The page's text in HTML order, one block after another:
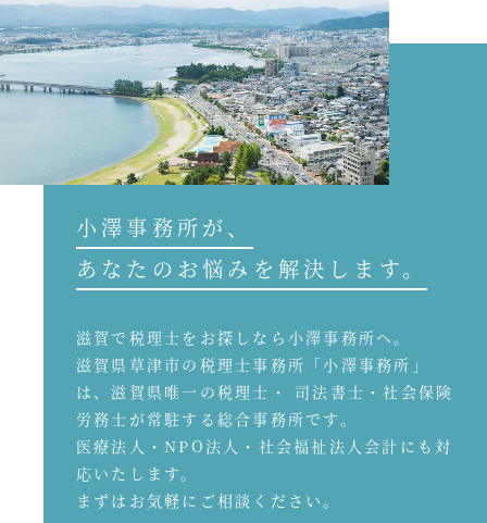
小澤事務所が、
あなたのお悩みを解決します。
滋賀で税理士をお探しなら小澤事務所へ。
滋賀県草津市の税理士事務所「小澤事務所」
は、滋賀県唯一の税理士・ 司法書士・社会保険
労務士が常駐する総合事務所です。
医療法人・NPO法人・社会福祉法人会計にも対
応いたします。
まずはお気軽にご相談ください。